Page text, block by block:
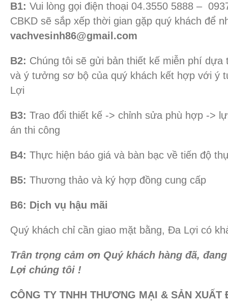
B1: Vui lòng gọi điện thoại 04.3550 5888 –
CBKD sẽ sắp xếp thời gian gặp quý khách để
vachvesinh86@gmail.com
B2: Chúng tôi sẽ gửi bản thiết kế miễn phí
và ý tưởng sơ bộ của quý khách kết hợp với ý
Lợi
B3: Trao đổi thiết kế -> chỉnh sửa phù hợp ->
án thi công
B4: Thực hiện báo giá và bàn bạc về tiến độ
B5: Thương thảo và ký hợp đồng cung cấp
B6: Dịch vụ hậu mãi
Quý khách chỉ cần giao mặt bằng, Đa Lợi có
Trân trọng cảm ơn Quý khách hàng đã,
Lợi chúng tôi !
CÔNG TY TNHH THƯƠNG MẠI & SẢN XUẤT